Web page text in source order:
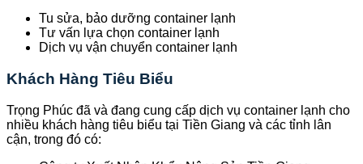
Tu sửa, bảo dưỡng container lạnh
Tư vấn lựa chọn container lạnh
Dịch vụ vận chuyển container lạnh
Khách Hàng Tiêu Biểu
Trọng Phúc đã và đang cung cấp dịch vụ container lạnh cho
nhiều khách hàng tiêu biểu tại Tiền Giang và các tỉnh lân
cận, trong đó có: